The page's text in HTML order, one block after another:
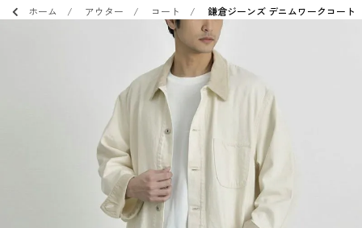
ホーム アウター コート 鎌倉ジーンズ デニムワークコート